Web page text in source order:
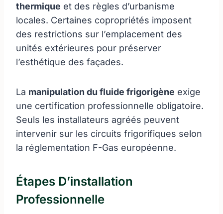
thermique et des règles d’urbanisme
locales. Certaines copropriétés imposent
des restrictions sur l’emplacement des
unités extérieures pour préserver
l’esthétique des façades.
La manipulation du fluide frigorigène exige
une certification professionnelle obligatoire.
Seuls les installateurs agréés peuvent
intervenir sur les circuits frigorifiques selon
la réglementation F-Gas européenne.
Étapes D’installation
Professionnelle